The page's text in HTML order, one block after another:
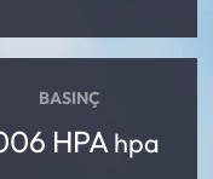
BASINÇ
HPA hpa